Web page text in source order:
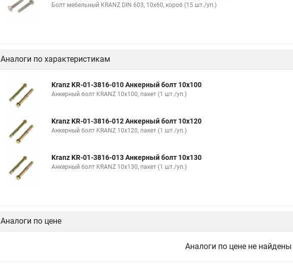
Болт мебельный KRANZ DIN 603, 10х60, короб (15 шт./уп.)
Аналоги по характеристикам
Kranz KR-01-3816-010 Анкерный болт 10х100
Анкерный болт KRANZ 10х100, пакет (1 шт./уп.)
Kranz KR-01-3816-012 Анкерный болт 10х120
Анкерный болт KRANZ 10х120, пакет (1 шт./уп.)
Kranz KR-01-3816-013 Анкерный болт 10х130
Анкерный болт KRANZ 10х130, пакет (1 шт./уп.)
Аналоги по цене
Аналоги по цене не найдены